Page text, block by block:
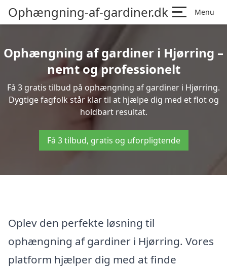
Ophængning-af-gardiner.dk Menu
Ophængning af gardiner i Hjørring –
nemt og professionelt
Få 3 gratis tilbud på ophængning af gardiner i Hjørring.
Dygtige fagfolk står klar til at hjælpe dig med et flot og
holdbart resultat.
Få 3 tilbud, gratis og uforpligtende
Oplev den perfekte løsning til
ophængning af gardiner i Hjørring. Vores
platform hjælper dig med at finde